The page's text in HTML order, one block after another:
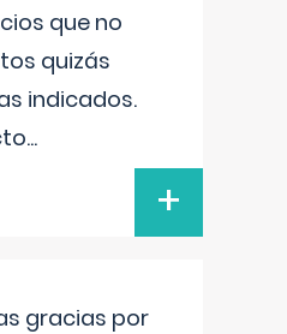
que no
quizás
indicados.
...
+
gracias por